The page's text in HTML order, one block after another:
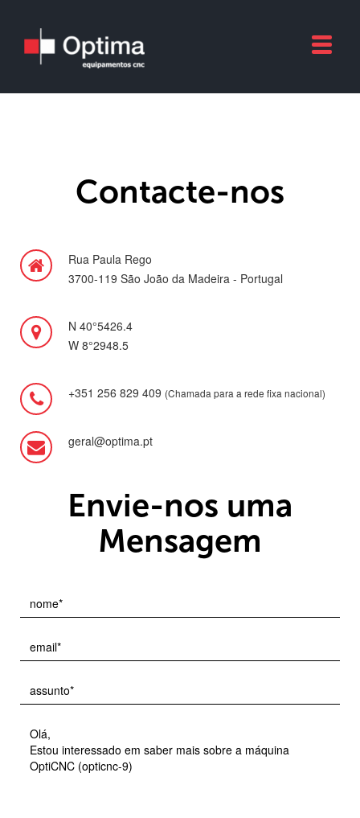
Contacte-nos
Rua Paula Rego
3700-119 São João da Madeira - Portugal
N 40°5426.4
W 8°2948.5
+351 256 829 409 (Chamada para a rede fixa nacional)
geral@optima.pt
Envie-nos uma
Mensagem